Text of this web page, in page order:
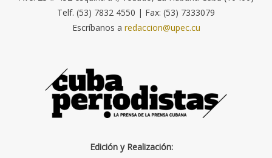
Telf. (53) 7832 4550 | Fax: (53) 7333079
Escríbanos a redaccion@upec.cu
Edición y Realización: